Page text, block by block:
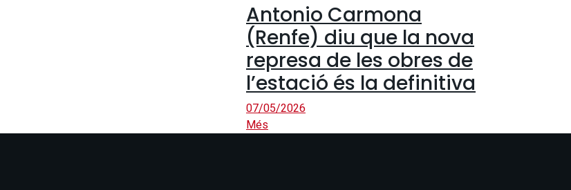
Antonio Carmona
(Renfe) diu que la nova
represa de les obres de
l’estació és la definitiva
07/05/2026
Més